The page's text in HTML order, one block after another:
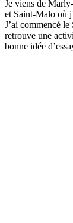
Je viens de
et Saint-Malo où
J’ai commencé
retrouve une
bonne idée